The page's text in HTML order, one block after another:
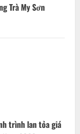
Trà My Sơn
trình lan tỏa giá